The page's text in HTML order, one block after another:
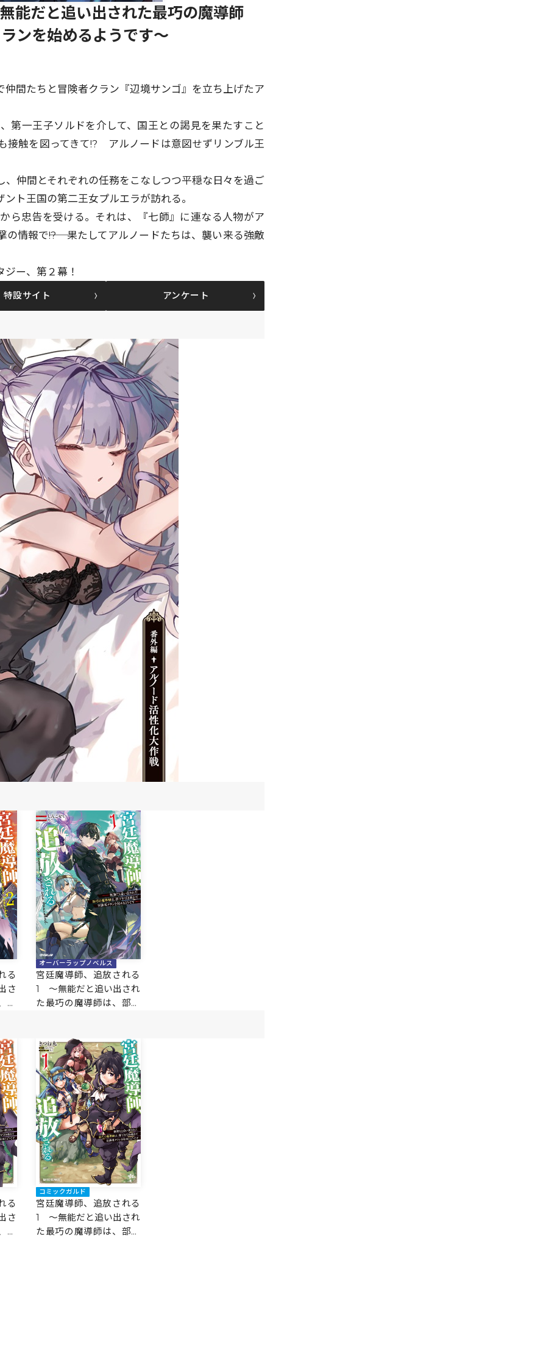
能だと追い出された最巧の魔導師
ンを始めるようです～
間たちと冒険者クラン『辺境サンゴ』を立ち上げたア
第一王子ソルドを介して、国王との謁見を果たすこと
接触を図ってきて!? アルノードは意図せずリンブル王
仲間とそれぞれの任務をこなしつつ平穏な日々を過ご
ト王国の第二王女プルエラが訪れる。
ら忠告を受ける。それは、『七師』に連なる人物がア
情報で――!? 果たしてアルノードたちは、襲い来る強敵
ー、第２幕！
特設サイト アンケート
る
さ
部
オーバーラップノベルス
宮廷魔導師、追放される
1 ～無能だと追い出され
た最巧の魔導師は、部下
る
さ
部
コミックガルド
宮廷魔導師、追放される
1 ～無能だと追い出され
た最巧の魔導師は、部下